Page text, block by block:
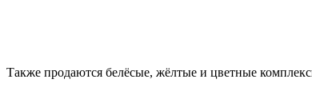
Также продаются белёсые, жёлтые и цветные